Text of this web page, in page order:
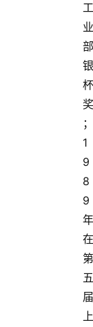
工
业
部
银
杯
奖
；
1
9
8
9
年
在
第
五
届
上